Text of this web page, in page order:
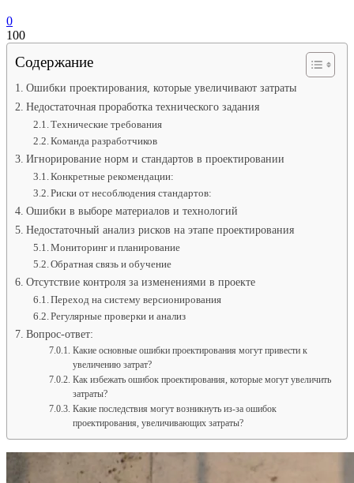
0
100
Содержание
Ошибки проектирования, которые увеличивают затраты
Недостаточная проработка технического задания
Технические требования
Команда разработчиков
Игнорирование норм и стандартов в проектировании
Конкретные рекомендации:
Риски от несоблюдения стандартов:
Ошибки в выборе материалов и технологий
Недостаточный анализ рисков на этапе проектирования
Мониторинг и планирование
Обратная связь и обучение
Отсутствие контроля за изменениями в проекте
Переход на систему версионирования
Регулярные проверки и анализ
Вопрос-ответ:
Какие основные ошибки проектирования могут привести к
увеличению затрат?
Как избежать ошибок проектирования, которые могут увеличить
затраты?
Какие последствия могут возникнуть из-за ошибок
проектирования, увеличивающих затраты?